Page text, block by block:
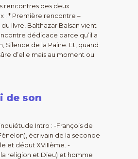
rencontres des deux
: * Première rencontre –
Ilvre, Balthazar Balsan vient
dédicace parce qu’il a
Silence de la Paine. Et, quand
d’elle mais au moment ou
de son
Intro : -François de
écrivain de la seconde
et début XVIIIème. -
religion et Dieu) et homme